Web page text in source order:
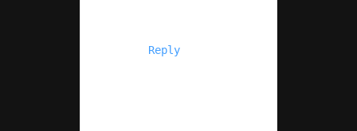
Reply